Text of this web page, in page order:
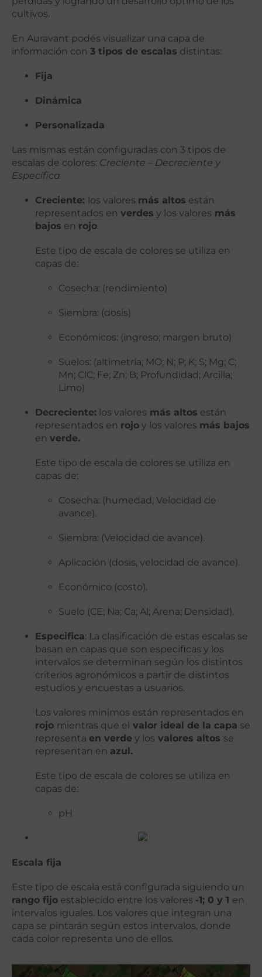
cultivos.
En Auravant podés visualizar una capa de
información con 3 tipos de escalas distintas:
Fija
Dinámica
Personalizada
Las mismas están configuradas con 3 tipos de
escalas de colores: Creciente – Decreciente y
Específica
Creciente: los valores más altos están
representados en verdes y los valores más
bajos en rojo.
Este tipo de escala de colores se utiliza en
capas de:
Cosecha: (rendimiento)
Siembra: (dosis)
Económicos: (ingreso; margen bruto)
Suelos: (altimetría; MO; N; P; K; S; Mg; C;
Mn; ClC; Fe; Zn; B; Profundidad; Arcilla;
Limo)
Decreciente: los valores más altos están
representados en rojo y los valores más bajos
en verde.
Este tipo de escala de colores se utiliza en
capas de:
Cosecha: (humedad, Velocidad de
avance).
Siembra: (Velocidad de avance).
Aplicación (dosis, velocidad de avance).
Económico (costo).
Suelo (CE; Na; Ca; Al; Arena; Densidad).
Especifica: La clasificación de estas escalas se
basan en capas que son especificas y los
intervalos se determinan según los distintos
criterios agronómicos a partir de distintos
estudios y encuestas a usuarios.
Los valores minimos están representados en
rojo mientras que el valor ideal de la capa se
representa en verde y los valores altos se
representan en azul.
Este tipo de escala de colores se utiliza en
capas de:
pH
Escala fija
Este tipo de escala está configurada siguiendo un
rango fijo establecido entre los valores -1; 0 y 1 en
intervalos iguales. Los valores que integran una
capa se pintarán según estos intervalos, donde
cada color representa uno de ellos.